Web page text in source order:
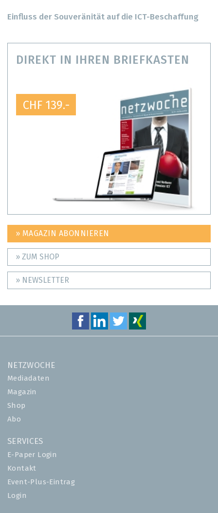
Einfluss der Souveränität auf die ICT-Beschaffung
DIREKT IN IHREN BRIEFKASTEN
CHF 139.-
» MAGAZIN ABONNIEREN
» ZUM SHOP
» NEWSLETTER
NETZWOCHE
Mediadaten
Magazin
Shop
Abo
SERVICES
E-Paper Login
Kontakt
Event-Plus-Eintrag
Login